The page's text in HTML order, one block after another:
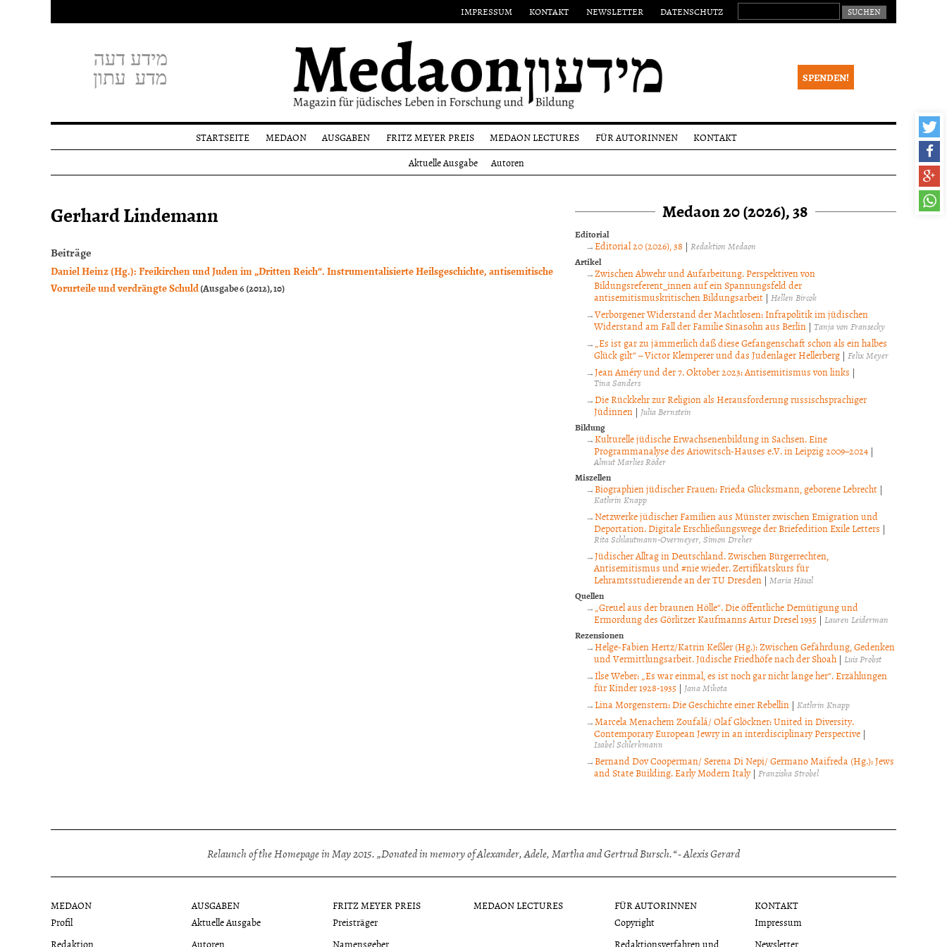
IMPRESSUM KONTAKT NEWSLETTER DATENSCHUTZ SUCHEN NACH:
SPENDEN!
STARTSEITE
MEDAON
AUSGABEN
Ausgabe
FRITZ MEYER PREIS
Namensgeber
MEDAON LECTURES
FÜR AUTORINNEN
Redaktionsverfahren
und Begutachtung
Copyright
KONTAKT
Aktuelle Ausgabe Autoren
Gerhard Lindemann
Beiträge
Daniel Heinz (Hg.): Freikirchen und Juden im „Dritten Reich“. Instrumentalisierte Heilsgeschichte, antisemitische
Vorurteile und verdrängte Schuld(Ausgabe 6 (2012), 10)
Medaon 20 (2026), 38
Editorial
Editorial 20 (2026), 38 |Redaktion Medaon
Artikel
Zwischen Abwehr und Aufarbeitung. Perspektiven von
Bildungsreferent_innen auf ein Spannungsfeld der
antisemitismuskritischen Bildungsarbeit| Hellen Bircok
Verborgener Widerstand der Machtlosen: Infrapolitik im jüdischen
Widerstand am Fall der Familie Sinasohn aus Berlin| Tanja von Fransecky
„Es ist gar zu jämmerlich daß diese Gefangenschaft schon als ein halbes
Glück gilt“ – Victor Klemperer und das Judenlager Hellerberg| Felix Meyer
Jean Améry und der 7. Oktober 2023: Antisemitismus von links |
Tina Sanders
Die Rückkehr zur Religion als Herausforderung russischsprachiger
Jüdinnen| Julia Bernstein
Bildung
Kulturelle jüdische Erwachsenenbildung in Sachsen. Eine
Programmanalyse des Ariowitsch-Hauses e.V. in Leipzig 2009–2024|
Almut Marlies Röder
Miszellen
Biographien jüdischer Frauen: Frieda Glücksmann, geborene Lebrecht |
Kathrin Knapp
Netzwerke jüdischer Familien aus Münster zwischen Emigration und
Deportation. Digitale Erschließungswege der Briefedition Exile Letters |
Rita Schlautmann-Overmeyer Simon Dreher
Jüdischer Alltag in Deutschland. Zwischen Bürgerrechten,
Antisemitismus und #nie wieder. Zertifikatskurs für
Lehramtsstudierende an der TU Dresden| Maria Häusl
Quellen
„Greuel aus der braunen Hölle“. Die öffentliche Demütigung und
Ermordung des Görlitzer Kaufmanns Artur Dresel 1935| Lauren Leiderman
Rezensionen
Helge-Fabien Hertz/Katrin Keßler (Hg.): Zwischen Gefährdung, Gedenken
und Vermittlungsarbeit. Jüdische Friedhöfe nach der Shoah| Luis Probst
Ilse Weber: „Es war einmal, es ist noch gar nicht lange her“. Erzählungen
für Kinder 1928-1935| Jana Mikota
Lina Morgenstern: Die Geschichte einer Rebellin |Kathrin Knapp
Marcela Menachem Zoufalá/ Olaf Glöckner: United in Diversity.
Contemporary European Jewry in an interdisciplinary Perspective|
Isabel Schlerkmann
Bernand Dov Cooperman/ Serena Di Nepi/ Germano Maifreda (Hg.): Jews
and State Building. Early Modern Italy| Franziska Strobel
Relaunch of the Homepage in May 2015. „Donated in memory of Alexander, Adele, Martha and Gertrud Bursch.“ - Alexis Gerard
MEDAON
Profil
Redaktion
AUSGABEN
Aktuelle Ausgabe
Autoren
FRITZ MEYER PREIS
Preisträger
Namensgeber
MEDAON LECTURES
FÜR AUTORINNEN
Copyright
Redaktionsverfahren und
KONTAKT
Impressum
Newsletter